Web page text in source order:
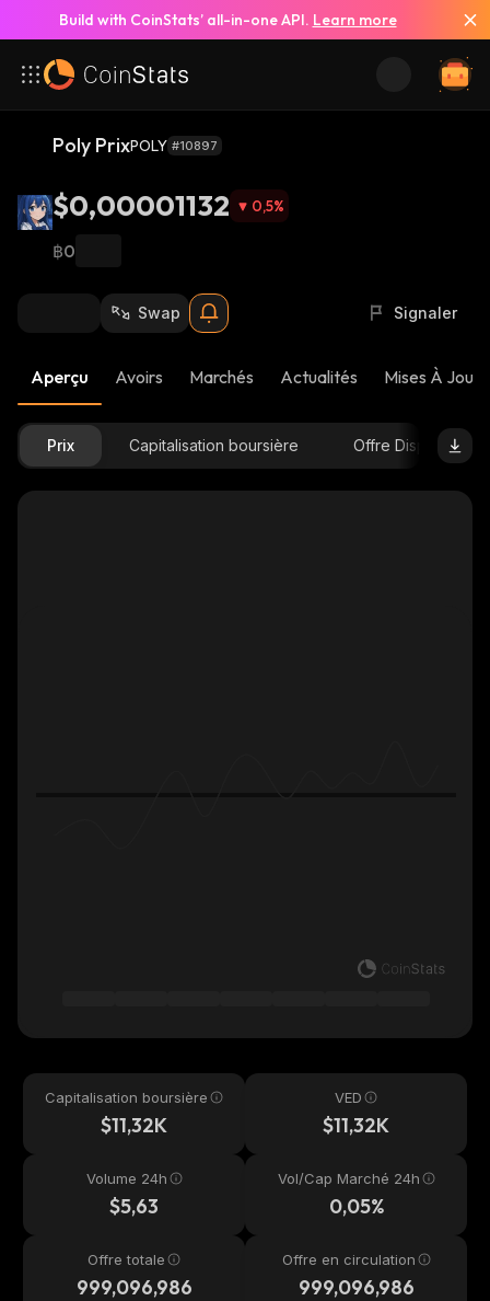
Build with CoinStats’ all-in-one API. Learn more
Poly PrixPOLY #10897
$0,00001132 0,5%
฿0
Swap Signaler
Aperçu Avoirs Marchés Actualités Mises À Jour
Prix Capitalisation boursière Offre Disponible
Capitalisation boursière
$11,32K
VED
$11,32K
Volume 24h
$5,63
Vol/Cap Marché 24h
0,05%
Offre totale
999,096,986
Offre en circulation
999,096,986